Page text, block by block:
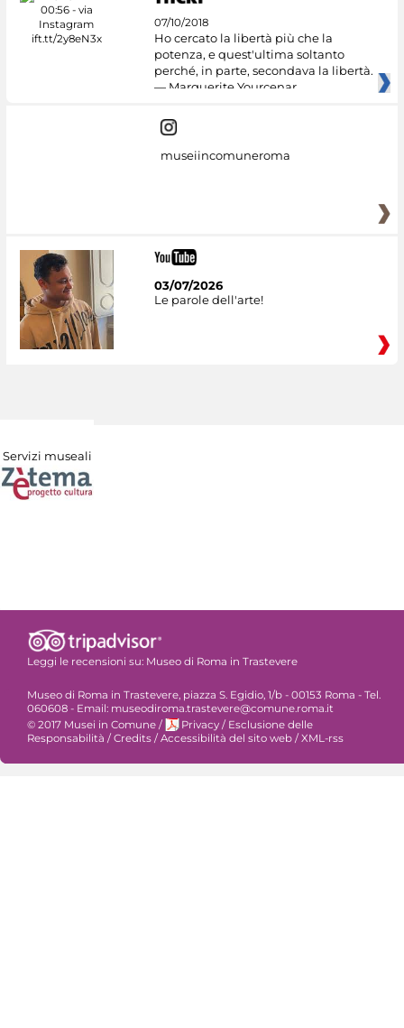
07/10/2018
Ho cercato la libertà più che la
potenza, e quest'ultima soltanto
perché, in parte, secondava la libertà.
— Marguerite Yourcenar
museiincomuneroma
03/07/2026
Le parole dell'arte!
Servizi museali
Leggi le recensioni su: Museo di Roma in Trastevere
Museo di Roma in Trastevere, piazza S. Egidio, 1/b - 00153 Roma - Tel.
060608 - Email: museodiroma.trastevere@comune.roma.it
© 2017 Musei in Comune / Privacy / Esclusione delle
Responsabilità /Credits /Accessibilità del sito web /XML-rss